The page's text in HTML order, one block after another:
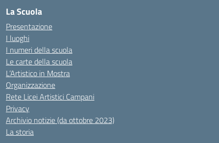
La Scuola
Presentazione
I luoghi
I numeri della scuola
Le carte della scuola
L’Artistico in Mostra
Organizzazione
Rete Licei Artistici Campani
Privacy
Archivio notizie (da ottobre 2023)
La storia